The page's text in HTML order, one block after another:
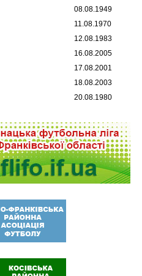
08.08.1949
11.08.1970
12.08.1983
16.08.2005
17.08.2001
18.08.2003
20.08.1980